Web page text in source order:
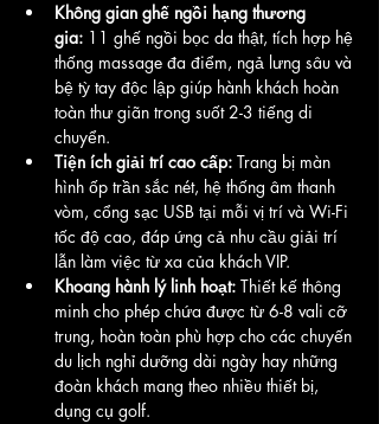
Không gian ghế ngồi hạng thương
gia: 11 ghế ngồi bọc da thật, tích hợp hệ
thống massage đa điểm, ngả lưng sâu và
bệ tỳ tay độc lập giúp hành khách hoàn
toàn thư giãn trong suốt 2-3 tiếng di
chuyển.
Tiện ích giải trí cao cấp: Trang bị màn
hình ốp trần sắc nét, hệ thống âm thanh
vòm, cổng sạc USB tại mỗi vị trí và Wi-Fi
tốc độ cao, đáp ứng cả nhu cầu giải trí
lẫn làm việc từ xa của khách VIP.
Khoang hành lý linh hoạt: Thiết kế thông
minh cho phép chứa được từ 6-8 vali cỡ
trung, hoàn toàn phù hợp cho các chuyến
du lịch nghỉ dưỡng dài ngày hay những
đoàn khách mang theo nhiều thiết bị,
dụng cụ golf.